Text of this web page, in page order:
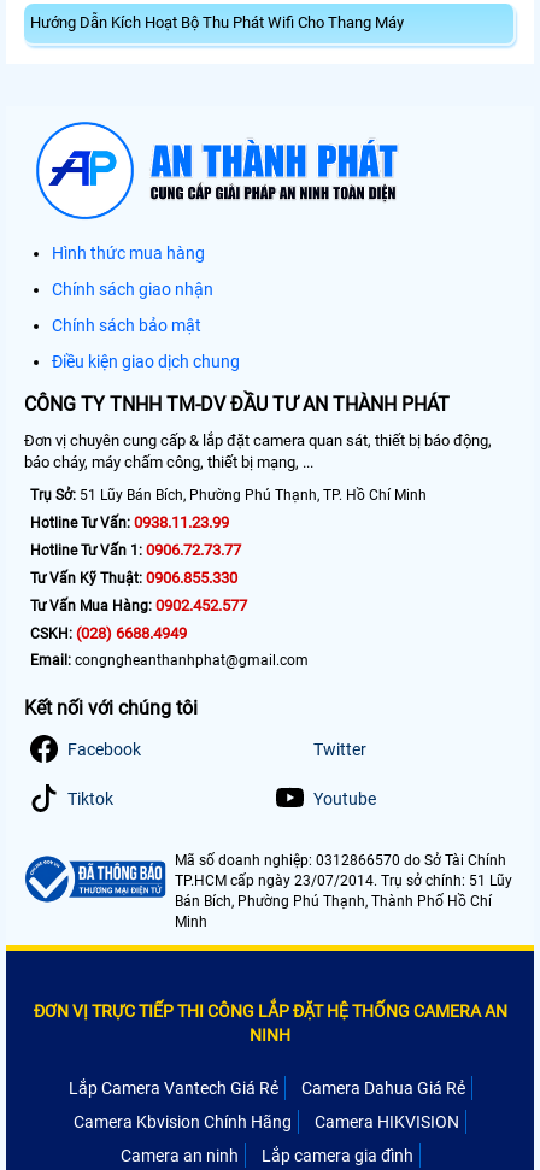
Hướng Dẫn Kích Hoạt Bộ Thu Phát Wifi Cho Thang Máy
Hình thức mua hàng
Chính sách giao nhận
Chính sách bảo mật
Điều kiện giao dịch chung
CÔNG TY TNHH TM-DV ĐẦU TƯ AN THÀNH PHÁT
Đơn vị chuyên cung cấp & lắp đặt camera quan sát, thiết bị báo động,
báo cháy, máy chấm công, thiết bị mạng, ...
Trụ Sở: 51 Lũy Bán Bích, Phường Phú Thạnh, TP. Hồ Chí Minh
Hotline Tư Vấn: 0938.11.23.99
Hotline Tư Vấn 1: 0906.72.73.77
Tư Vấn Kỹ Thuật: 0906.855.330
Tư Vấn Mua Hàng: 0902.452.577
CSKH: (028) 6688.4949
Email: congngheanthanhphat@gmail.com
Kết nối với chúng tôi
Facebook Twitter
Tiktok Youtube
Mã số doanh nghiệp: 0312866570 do Sở Tài Chính
TP.HCM cấp ngày 23/07/2014. Trụ sở chính: 51 Lũy
Bán Bích, Phường Phú Thạnh, Thành Phố Hồ Chí
Minh
ĐƠN VỊ TRỰC TIẾP THI CÔNG LẮP ĐẶT HỆ THỐNG CAMERA AN
NINH
Lắp Camera Vantech Giá Rẻ
Camera Dahua Giá Rẻ
Camera Kbvision Chính Hãng
Camera HIKVISION
Camera an ninh
Lắp camera gia đình